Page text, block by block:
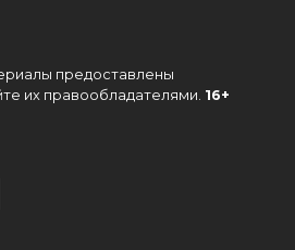
предоставлены
их правообладателями. 16+